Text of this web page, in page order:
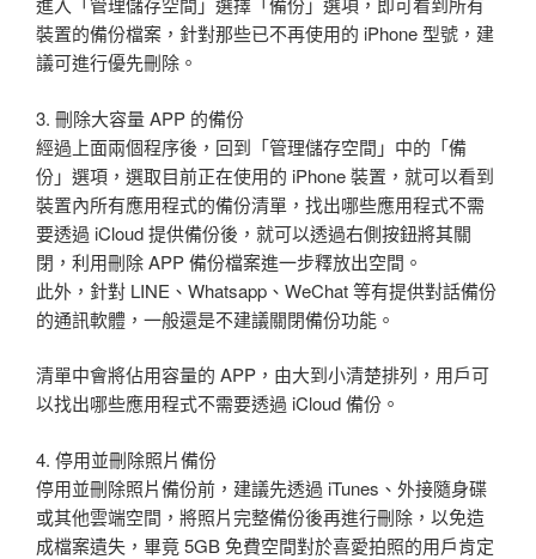
裝置的備份檔案，針對那些已不再使用的 iPhone 型號，建
議可進行優先刪除。
3. 刪除大容量 APP 的備份
經過上面兩個程序後，回到「管理儲存空間」中的「備
份」選項，選取目前正在使用的 iPhone 裝置，就可以看到
裝置內所有應用程式的備份清單，找出哪些應用程式不需
要透過 iCloud 提供備份後，就可以透過右側按鈕將其關
閉，利用刪除 APP 備份檔案進一步釋放出空間。
此外，針對 LINE、Whatsapp、WeChat 等有提供對話備份
的通訊軟體，一般還是不建議關閉備份功能。
清單中會將佔用容量的 APP，由大到小清楚排列，用戶可
以找出哪些應用程式不需要透過 iCloud 備份。
4. 停用並刪除照片備份
停用並刪除照片備份前，建議先透過 iTunes、外接隨身碟
或其他雲端空間，將照片完整備份後再進行刪除，以免造
成檔案遺失，畢竟 5GB 免費空間對於喜愛拍照的用戶肯定